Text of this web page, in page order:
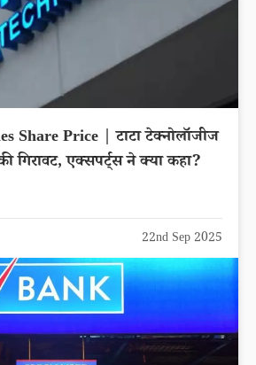
Share Price | टाटा टेक्नोलॉजीज
गिरावट, एक्सपर्ट्स ने क्या कहा?
22nd Sep 2025